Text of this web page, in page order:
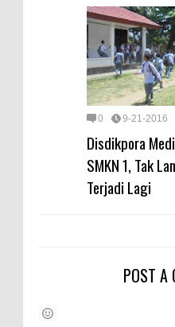
0 9-21-2016
Disdikpora
SMKN 1, Tak
Terjadi Lagi
POST A